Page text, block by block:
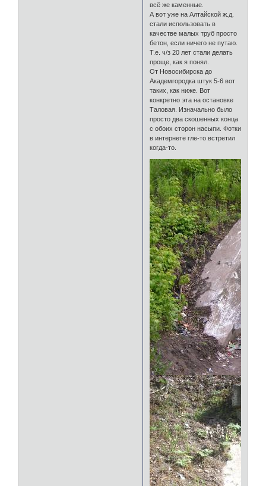
всё же каменные.
А вот уже на Алтайской ж.д.
стали использовать в
качестве малых труб просто
бетон, если ничего не путаю.
Т.е. ч/з 20 лет стали делать
проще, как я понял.
От Новосибирска до
Академгородка штук 5-6 вот
таких, как ниже. Вот
конкретно эта на остановке
Таловая. Изначально было
просто два скошенных конца
с обоих сторон насыпи. Фотки
в интернете гле-то встретил
когда-то.